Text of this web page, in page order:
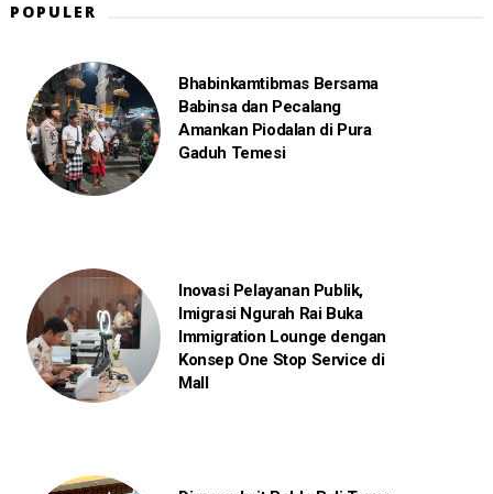
POPULER
Bhabinkamtibmas Bersama
Babinsa dan Pecalang
Amankan Piodalan di Pura
Gaduh Temesi
Inovasi Pelayanan Publik,
Imigrasi Ngurah Rai Buka
Immigration Lounge dengan
Konsep One Stop Service di
Mall